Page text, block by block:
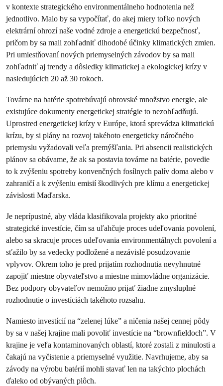
v kontexte strategického environmentálneho hodnotenia než
jednotlivo. Malo by sa vypočítať, do akej miery toľko nových
elektrární ohrozí naše vodné zdroje a energetickú bezpečnosť,
pričom by sa mali zohľadniť dlhodobé účinky klimatických zmien.
Pri umiestňovaní nových priemyselných závodov by sa mali
zohľadniť aj trendy a dôsledky klimatickej a ekologickej krízy v
nasledujúcich 20 až 30 rokoch.
Továrne na batérie spotrebúvajú obrovské množstvo energie, ale
existujúce dokumenty energetickej stratégie to nezohľadňujú.
Uprostred energetickej krízy v Európe, ktorá sprevádza klimatickú
krízu, by si plány na rozvoj takéhoto energeticky náročného
priemyslu vyžadovali veľa premýšľania. Pri absencii realistických
plánov sa obávame, že ak sa postavia továrne na batérie, povedie
to k zvýšeniu spotreby konvenčných fosílnych palív doma alebo v
zahraničí a k zvýšeniu emisií škodlivých pre klímu a energetickej
závislosti Maďarska.
Je neprípustné, aby vláda klasifikovala projekty ako prioritné
strategické investície, čím sa uľahčuje proces udeľovania povolení,
alebo sa skracuje proces udeľovania environmentálnych povolení a
sťažilo by sa vedecky podložené a nezávislé posudzovanie
vplyvov. Okrem toho je pred prijatím rozhodnutia nevyhnutné
zapojiť miestne obyvateľstvo a miestne mimovládne organizácie.
Bez podpory obyvateľov nemožno prijať žiadne zmysluplné
rozhodnutie o investíciách takéhoto rozsahu.
Namiesto investícií na “zelenej lúke” a ničenia našej cennej pôdy
by sa v našej krajine mali povoliť investície na “brownfieldoch”. V
krajine je veľa kontaminovaných oblastí, ktoré zostali z minulosti a
čakajú na vyčistenie a priemyselné využitie. Navrhujeme, aby sa
závody na výrobu batérií mohli stavať len na takýchto plochách
ďaleko od obývaných plôch.